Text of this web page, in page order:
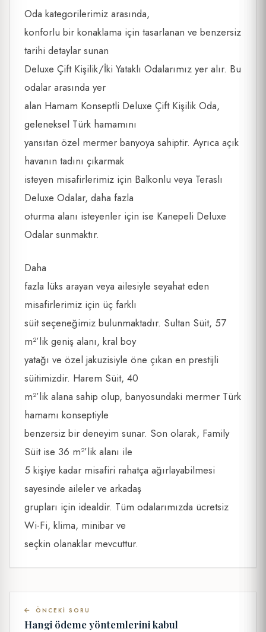
Oda kategorilerimiz arasında,
konforlu bir konaklama için tasarlanan ve benzersiz
tarihi detaylar sunan
Deluxe Çift Kişilik/İki Yataklı Odalarımız yer alır. Bu
odalar arasında yer
alan Hamam Konseptli Deluxe Çift Kişilik Oda,
geleneksel Türk hamamını
yansıtan özel mermer banyoya sahiptir. Ayrıca açık
havanın tadını çıkarmak
isteyen misafirlerimiz için Balkonlu veya Teraslı
Deluxe Odalar, daha fazla
oturma alanı isteyenler için ise Kanepeli Deluxe
Odalar sunmaktır.
Daha
fazla lüks arayan veya ailesiyle seyahat eden
misafirlerimiz için üç farklı
süit seçeneğimiz bulunmaktadır. Sultan Süit, 57
m²’lik geniş alanı, kral boy
yatağı ve özel jakuzisiyle öne çıkan en prestijli
süitimizdir. Harem Süit, 40
m²’lik alana sahip olup, banyosundaki mermer Türk
hamamı konseptiyle
benzersiz bir deneyim sunar. Son olarak, Family
Süit ise 36 m²’lik alanı ile
5 kişiye kadar misafiri rahatça ağırlayabilmesi
sayesinde aileler ve arkadaş
grupları için idealdir. Tüm odalarımızda ücretsiz
Wi-Fi, klima, minibar ve
seçkin olanaklar mevcuttur.
ÖNCEKI SORU
Hangi ödeme yöntemlerini kabul